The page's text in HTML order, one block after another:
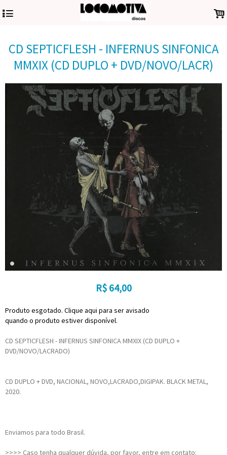
4 .
CD SEPTICFLESH - INFERNUS SINFONICA
MMXIX (CD DUPLO + DVD/NOVO/LACR)
R$ 64,00
Produto esgotado. Clique aqui para ser avisado
quando o produto estiver disponível.
CD SEPTICFLESH - INFERNUS SINFONICA MMXIX (CD DUPLO +
DVD/NOVO/LACRADO)
CD DUPLO + DVD, NACIONAL, NOVO,LACRADO,DIGIPAK. BLACK METAL,
2020.
Enviamos para todo Brasil.
>>>> Caso tenha qualquer dúvida, por favor, entre em contato: